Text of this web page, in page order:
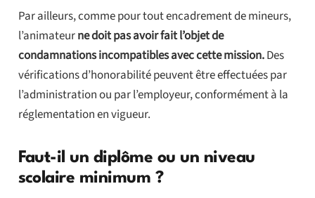
Par ailleurs, comme pour tout encadrement de mineurs,
l’animateurne doit pas avoir fait l’objet de
condamnations incompatibles avec cette mission.Des
vérifications d’honorabilité peuvent être effectuées par
l’administration ou par l’employeur, conformément à la
réglementation en vigueur.
Faut-il un diplôme ou un niveau
scolaire minimum ?